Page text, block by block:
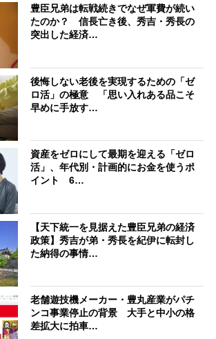
豊臣兄弟は転戦続きでなぜ軍費が続い
たのか？ 信長亡き後、秀吉・秀長の
突出した経済…
後悔しない老後を実現するための「ゼ
ロ活」の極意 「思い入れある品こそ
早めに手放す…
資産をゼロにして最期を迎える「ゼロ
活」、年代別・計画的にお金を使うポ
イント 6…
【天下統一を見据えた豊臣兄弟の経済
政策】秀吉が弟・秀長を紀伊に転封し
た納得の事情…
老舗遊技機メーカー・豊丸産業がパチ
ンコ事業停止の背景 大手と中小の格
差拡大に拍車…